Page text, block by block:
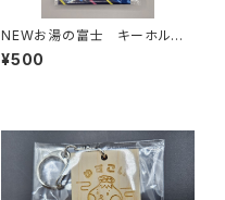
NEWお湯の富士 キーホルダ
ー （江戸川浴場組合）
¥500